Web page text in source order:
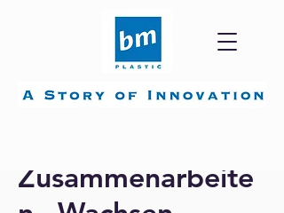
Zusammenarbeite